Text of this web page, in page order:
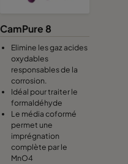
CamPure 8
Elimine les gaz acides
oxydables
responsables de la
corrosion.
Idéal pour traiter le
formaldéhyde
Le média coformé
permet une
imprégnation
complète par le
MnO4